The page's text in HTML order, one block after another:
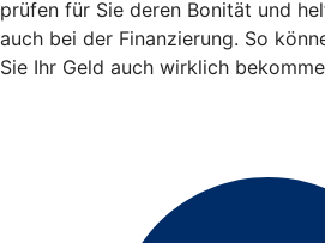
prüfen für Sie deren Bonität und
auch bei der Finanzierung. So
Sie Ihr Geld auch wirklich